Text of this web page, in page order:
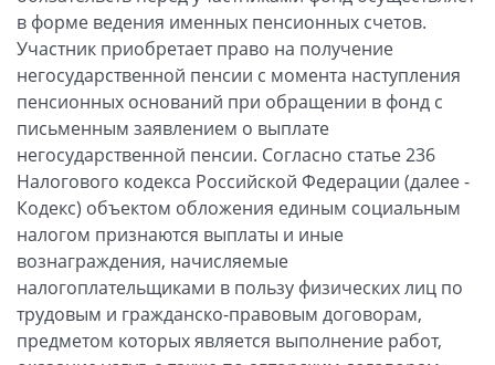
в форме ведения именных пенсионных счетов.
Участник приобретает право на получение
негосударственной пенсии с момента наступления
пенсионных оснований при обращении в фонд с
письменным заявлением о выплате
негосударственной пенсии. Согласно статье 236
Налогового кодекса Российской Федерации (далее -
Кодекс) объектом обложения единым социальным
налогом признаются выплаты и иные
вознаграждения, начисляемые
налогоплательщиками в пользу физических лиц по
трудовым и гражданско-правовым договорам,
предметом которых является выполнение работ,